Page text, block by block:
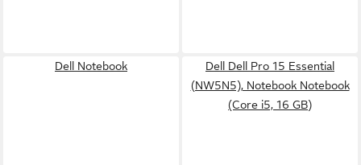
Dell Notebook
Dell Dell Pro 15 Essential
(NW5N5), Notebook Notebook
(Core i5, 16 GB)